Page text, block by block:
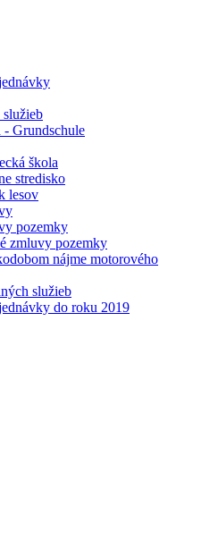
- Grundschule
škola
stredisko
lesov
pozemky
zmluvy pozemky
nájme motorového
služieb
do roku 2019